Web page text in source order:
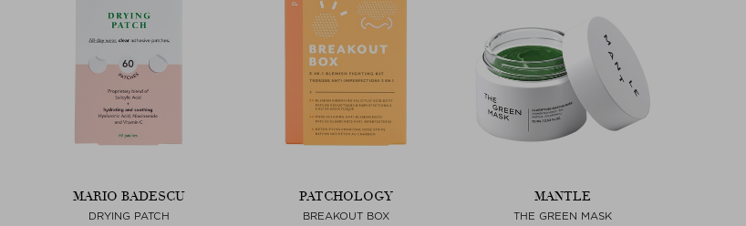
MARIO BADESCU
DRYING PATCH
PATCHOLOGY
BREAKOUT BOX
MANTLE
THE GREEN MASK